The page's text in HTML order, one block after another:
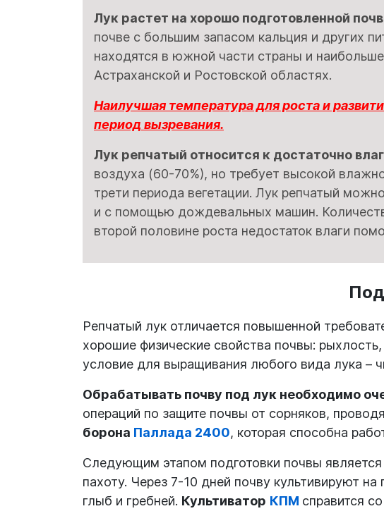
Лук растет на хорошо подготовленной
почве с большим запасом кальция и других
находятся в южной части страны и
Астраханской и Ростовской областях.
Наилучшая температура для роста и
период вызревания.
Лук репчатый относится к достаточно
воздуха (60-70%), но требует высокой
трети периода вегетации. Лук репчатый
и с помощью дождевальных машин.
второй половине роста недостаток влаги
Репчатый лук отличается повышенной
хорошие физические свойства почвы:
условие для выращивания любого вида лука –
Обрабатывать почву под лук необходимо
операций по защите почвы от сорняков,
борона Паллада 2400, которая способна
Следующим этапом подготовки почвы
пахоту. Через 7-10 дней почву культивируют
глыб и гребней. Культиватор КПМ справится